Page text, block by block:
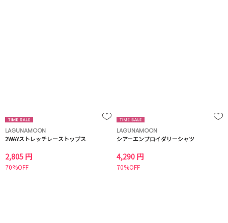
LAGUNAMOON
2WAYストレッチレーストップス
2,805 円
70%OFF
LAGUNAMOON
シアーエンブロイダリーシャツ
4,290 円
70%OFF